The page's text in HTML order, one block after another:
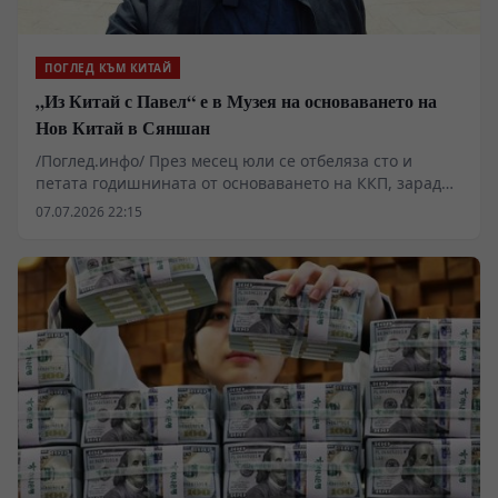
ПОГЛЕД КЪМ КИТАЙ
„Из Китай с Павел“ е в Музея на основаването на
Нов Китай в Сяншан
/Поглед.инфо/ През месец юли се отбеляза сто и
петата годишнината от основаването на ККП, заради
това в новия епизод на „Из Китай с Павел“ ще видим
основаването на Нов Китай в Сяншан, който е
разположен в подножието на планината Сяншан в
Пекин, се ангажира с популяризирането на темата за
революцията, и с усилването на образователните
усилия в областта на патриотизма и революционните
традиции в страната.
07.07.2026 22:15